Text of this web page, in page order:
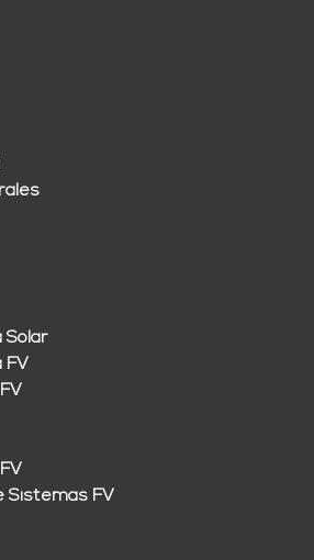
Solar
FV
Sistemas FV